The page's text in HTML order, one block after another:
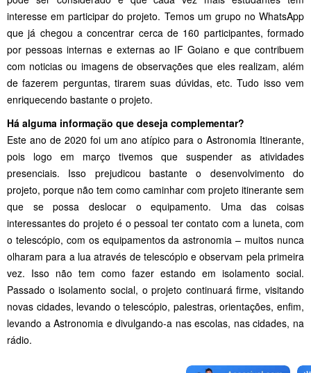
interesse em participar do projeto. Temos um grupo no WhatsApp
que já chegou a concentrar cerca de 160 participantes, formado
por pessoas internas e externas ao IF Goiano e que contribuem
com noticias ou imagens de observações que eles realizam, além
de fazerem perguntas, tirarem suas dúvidas, etc. Tudo isso vem
enriquecendo bastante o projeto.
Há alguma informação que deseja complementar?
Este ano de 2020 foi um ano atípico para o Astronomia Itinerante,
pois logo em março tivemos que suspender as atividades
presenciais. Isso prejudicou bastante o desenvolvimento do
projeto, porque não tem como caminhar com projeto itinerante sem
que se possa deslocar o equipamento. Uma das coisas
interessantes do projeto é o pessoal ter contato com a luneta, com
o telescópio, com os equipamentos da astronomia – muitos nunca
olharam para a lua através de telescópio e observam pela primeira
vez. Isso não tem como fazer estando em isolamento social.
Passado o isolamento social, o projeto continuará firme, visitando
novas cidades, levando o telescópio, palestras, orientações, enfim,
levando a Astronomia e divulgando-a nas escolas, nas cidades, na
rádio.